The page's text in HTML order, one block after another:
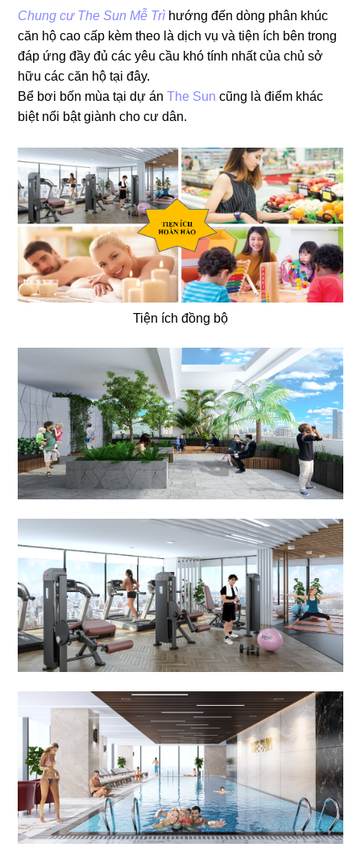
Chung cư The Sun Mễ Trì hướng đến dòng phân khúc
căn hộ cao cấp kèm theo là dịch vụ và tiện ích bên trong
đáp ứng đầy đủ các yêu cầu khó tính nhất của chủ sở
hữu các căn hộ tại đây.
Bể bơi bốn mùa tại dự ánThe Suncũng là điểm khác
biệt nổi bật giành cho cư dân.
Tiện ích đồng bộ